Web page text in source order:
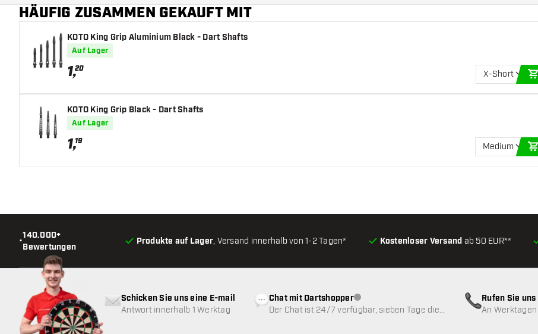
HÄUFIG ZUSAMMEN GEKAUFT MIT
KOTO King Grip Aluminium Black - Dart Shafts
Auf Lager
1,20
X-Short
KOTO King Grip Black - Dart Shafts
Auf Lager
1,19
Medium
•
140.000+
Bewertungen
Produkte auf Lager, Versand innerhalb von 1-2 Tagen* Kostenloser Versand ab 50 EUR**
Schicken Sie uns eine E-mail
Antwort innerhalb 1 Werktag
Chat mit DartshopperKundenservice nicht verfügbar
Der Chat ist 24/7 verfügbar, sieben Tage die
Rufen Sie
An